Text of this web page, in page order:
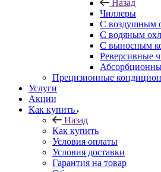
Назад
Чиллеры
С воздушным
С водяным
С выносным
Реверсивные
Прецизионные
Услуги
Акции
Как купить
Назад
Как купить
Условия оплаты
Условия доставки
Гарантия на товар